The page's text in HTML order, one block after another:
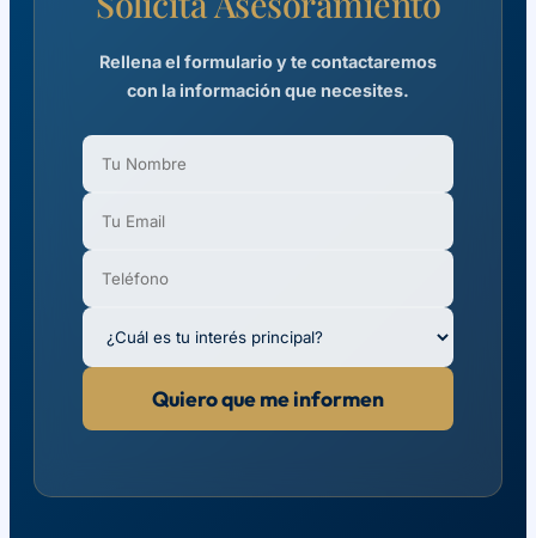
Rellena el formulario y te contactaremos
con la información que necesites.
Quiero que me informen